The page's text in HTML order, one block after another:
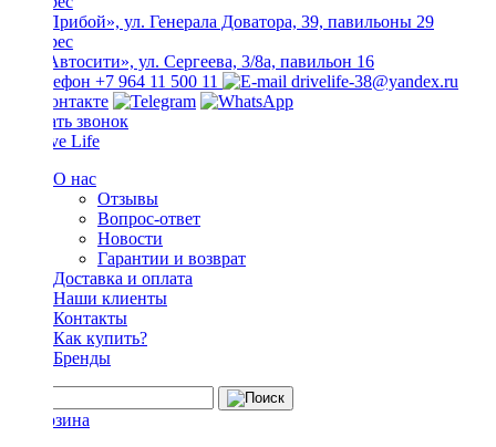
ТЦ «Прибой», ул. Генерала Доватора, 39, павильоны 29
ТЦ «Автосити», ул. Сергеева, 3/8а, павильон 16
+7 964 11 500 11
drivelife-38@yandex.ru
Заказать звонок
О нас
Отзывы
Вопрос-ответ
Новости
Гарантии и возврат
Доставка и оплата
Наши клиенты
Контакты
Как купить?
Бренды